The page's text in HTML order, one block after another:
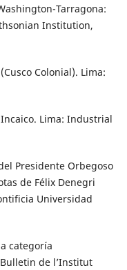
Tarragona:
Institution,
Colonial). Lima:
Lima: Industrial
Presidente Orbegoso
de Félix Denegri
Universidad
categoría
de l’Institut